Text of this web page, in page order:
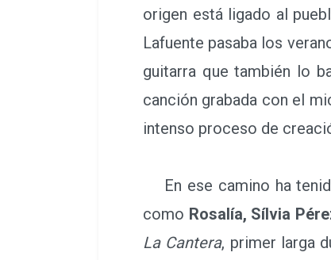
origen está ligado al
Lafuente pasaba los
guitarra que también lo
canción grabada con el
intenso proceso de
En ese camino ha
como Rosalía, Sílvia
La Cantera, primer larga